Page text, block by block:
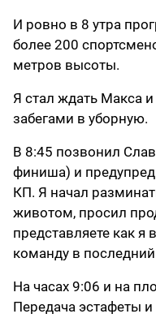
И ровно в 8 утра
более 200
метров высоты.
Я стал ждать Макса
забегами в уборную.
В 8:45 позвонил
финиша) и
КП. Я начал
животом, просил
представляете как я
команду в
На часах 9:06 и на
Передача эстафеты и